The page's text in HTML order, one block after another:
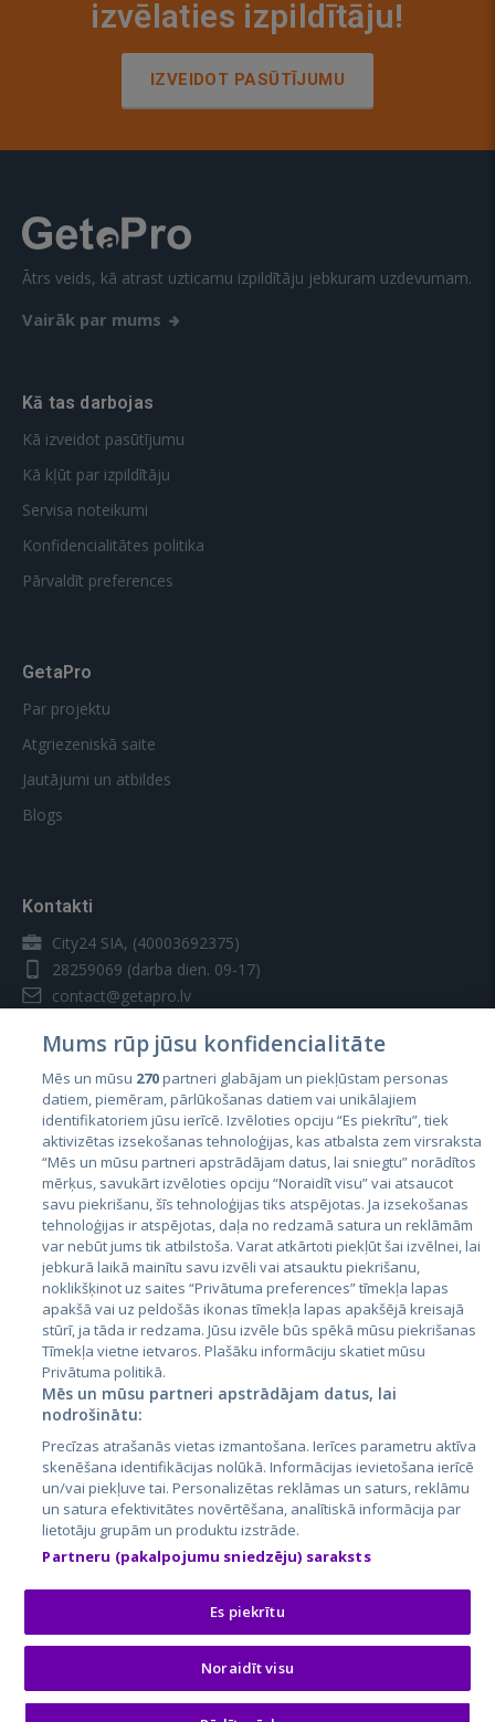
izvēlaties izpildītāju!
IZVEIDOT PASŪTĪJUMU
Ātrs veids, kā atrast uzticamu izpildītāju jebkuram uzdevumam.
Vairāk par mums
Kā tas darbojas
Kā izveidot pasūtījumu
Kā kļūt par izpildītāju
Servisa noteikumi
Konfidencialitātes politika
Pārvaldīt preferences
GetaPro
Par projektu
Atgriezeniskā saite
Jautājumi un atbildes
Blogs
Kontakti
City24 SIA, (40003692375)
28259069 (darba dien. 09-17)
contact@getapro.lv
Valstis
Igaunija
Latvija
Lietuva
City24.lv
City24.ee
GetaPro.lv
GetaPro.ee
Skelbiu.lt
Autoplius.lt
Aruodas.lt
CVbankas.lt
Kainos.lt
Paslaugos.lt
auto24.ee
Osta.ee
KuldneBörs.ee
© 2026 GetaPro. Visas tiesības aizsargātas.
Mums rūp jūsu konfidencialitāte
Mēs un mūsu 270partneri glabājam un piekļūstam personas
datiem, piemēram, pārlūkošanas datiem vai unikālajiem
identifikatoriem jūsu ierīcē. Izvēloties opciju “Es piekrītu”, tiek
aktivizētas izsekošanas tehnoloģijas, kas atbalsta zem virsraksta
“Mēs un mūsu partneri apstrādājam datus, lai sniegtu” norādītos
mērķus, savukārt izvēloties opciju “Noraidīt visu” vai atsaucot
savu piekrišanu, šīs tehnoloģijas tiks atspējotas. Ja izsekošanas
tehnoloģijas ir atspējotas, daļa no redzamā satura un reklāmām
var nebūt jums tik atbilstoša. Varat atkārtoti piekļūt šai izvēlnei, lai
jebkurā laikā mainītu savu izvēli vai atsauktu piekrišanu,
noklikšķinot uz saites “Privātuma preferences” tīmekļa lapas
apakšā vai uz peldošās ikonas tīmekļa lapas apakšējā kreisajā
stūrī, ja tāda ir redzama. Jūsu izvēle būs spēkā mūsu piekrišanas
Tīmekļa vietne ietvaros. Plašāku informāciju skatiet mūsu
Privātuma politikā.
Mēs un mūsu partneri apstrādājam datus, lai
nodrošinātu:
Precīzas atrašanās vietas izmantošana. Ierīces parametru aktīva
skenēšana identifikācijas nolūkā. Informācijas ievietošana ierīcē
un/vai piekļuve tai. Personalizētas reklāmas un saturs, reklāmu
un satura efektivitātes novērtēšana, analītiskā informācija par
lietotāju grupām un produktu izstrāde.
Partneru (pakalpojumu sniedzēju) saraksts
Es piekrītu
Noraidīt visu